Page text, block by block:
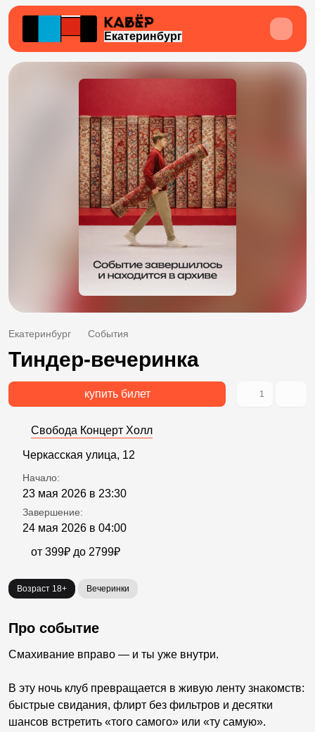
Екатеринбург
Екатеринбург События
Тиндер-вечеринка
купить билет 1
Свобода Концерт Холл
Черкасская улица, 12
Начало:
23 мая 2026 в 23:30
Завершение:
24 мая 2026 в 04:00
от 399₽ до 2799₽
Возраст 18+ Вечеринки
Про событие
Смахивание вправо — и ты уже внутри.
В эту ночь клуб превращается в живую ленту знакомств:
быстрые свидания, флирт без фильтров и десятки
шансов встретить «того самого» или «ту самую».